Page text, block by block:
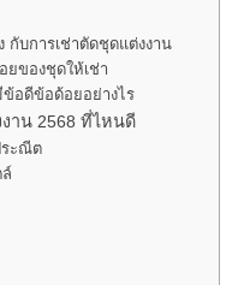
กับการเช่าตัดชุดแต่งงาน
ยของชุดให้เช่า
อดีข้อด้อยอย่างไร
าน 2568 ที่ไหนดี
ระณีต